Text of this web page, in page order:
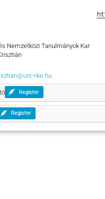
Nemzetközi Tanulmányok Kar
nke.hu
Register
Register